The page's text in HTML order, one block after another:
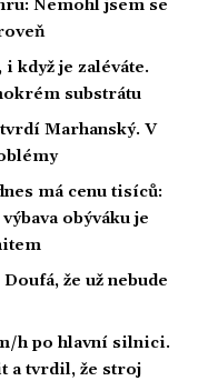
Nemohl jsem se
když je zaléváte.
substrátu
Marhanský. V
má cenu tisíců:
obýváku je
že už nebude
h po hlavní silnici.
a tvrdil, že stroj